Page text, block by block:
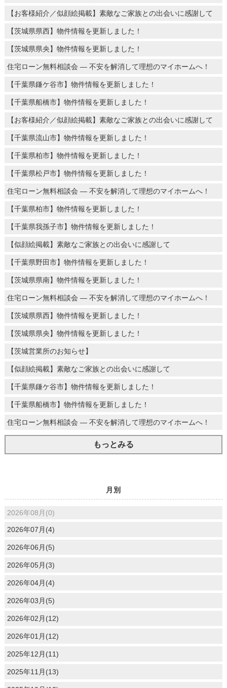
【お客様紹介／似顔絵掲載】素敵なご家族との出会いに感謝して
【茨城県県西】物件情報を更新しました！
【茨城県県央】物件情報を更新しました！
住宅ローン無料相談会 ― 不安を解消して理想のマイホームへ！
【千葉県鎌ケ谷市】物件情報を更新しました！
【千葉県船橋市】物件情報を更新しました！
【お客様紹介／似顔絵掲載】素敵なご家族との出会いに感謝して
【千葉県流山市】物件情報を更新しました！
【千葉県柏市】物件情報を更新しました！
【千葉県松戸市】物件情報を更新しました！
住宅ローン無料相談会 ― 不安を解消して理想のマイホームへ！
【千葉県柏市】物件情報を更新しました！
【千葉県我孫子市】物件情報を更新しました！
【似顔絵掲載】素敵なご家族との出会いに感謝して
【千葉県野田市】物件情報を更新しました！
【茨城県県南】物件情報を更新しました！
住宅ローン無料相談会 ― 不安を解消して理想のマイホームへ！
【茨城県県西】物件情報を更新しました！
【茨城県県央】物件情報を更新しました！
【茨城営業所のお知らせ】
【似顔絵掲載】素敵なご家族との出会いに感謝して
【千葉県鎌ケ谷市】物件情報を更新しました！
【千葉県船橋市】物件情報を更新しました！
住宅ローン無料相談会 ― 不安を解消して理想のマイホームへ！
もっとみる
月別
2026年08月(0)
2026年07月(4)
2026年06月(5)
2026年05月(3)
2026年04月(4)
2026年03月(5)
2026年02月(12)
2026年01月(12)
2025年12月(11)
2025年11月(13)